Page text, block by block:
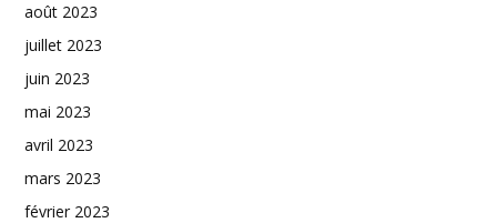
août 2023
juillet 2023
juin 2023
mai 2023
avril 2023
mars 2023
février 2023